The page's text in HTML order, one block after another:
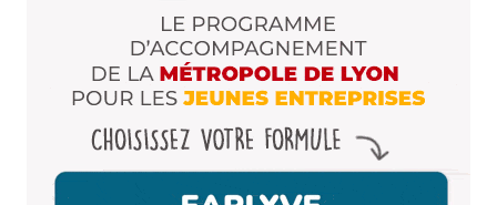
navigateur pour mon prochain commentaire.